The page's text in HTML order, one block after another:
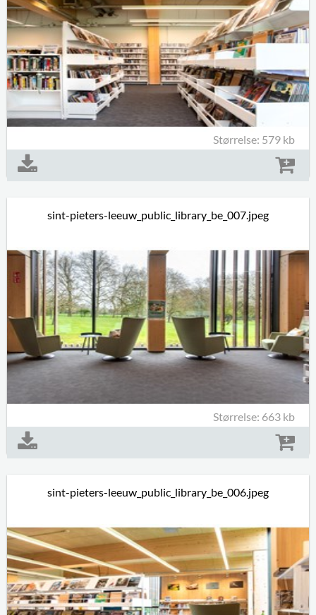
Størrelse: 579 kb
sint-pieters-leeuw_public_library_be_007.jpeg
Størrelse: 663 kb
sint-pieters-leeuw_public_library_be_006.jpeg